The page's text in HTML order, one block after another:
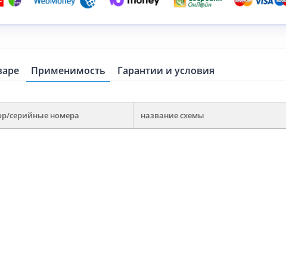
Применимость Гарантии и условия
серийные номера название схемы